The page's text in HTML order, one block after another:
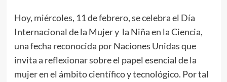
Hoy, miércoles, 11 de febrero, se celebra el Día
Internacional de la Mujer y la Niña en la Ciencia,
una fecha reconocida por Naciones Unidas que
invita a reflexionar sobre el papel esencial de la
mujer en el ámbito científico y tecnológico. Por tal